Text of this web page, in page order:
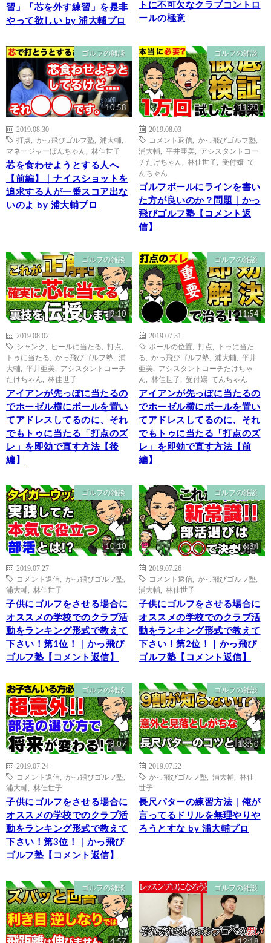
習」「芯を外す練習」を是非
やって欲しい by 浦大輔プロ
トに不可欠なクラブコントロ
ールの極意
ゴルフの雑談
10:58
2019.08.30
打点
かっ飛びゴルフ塾 浦大輔
マネージャーぼんちゃん
林佳世子
芯を食わせようとする人へ
【前編】｜ナイスショットを
追求する人が一番スコア出な
いのよ by 浦大輔プロ
ゴルフの雑談
11:20
2019.08.03
コメント返信
かっ飛びゴルフ塾
浦大輔
平井亜美
アシスタントコー
チたけちゃん
林佳世子
受付嬢 て
んちゃん
ゴルフボールにラインを書い
た方が良いのか？問題｜かっ
飛びゴルフ塾【コメント返
信】
ゴルフの雑談
9:10
2019.08.02
シャンク
ヒールに当たる 打点
トゥに当たる
かっ飛びゴルフ塾
浦
大輔
平井亜美
アシスタントコーチ
たけちゃん
林佳世子
アイアンが先っぽに当たるの
でホーゼル横にボールを置い
てアドレスしてるのに、それ
でもトゥに当たる「打点のズ
レ」を即効で直す方法【後
編】
ゴルフの雑談
11:54
2019.07.31
ボールの位置
打点
トゥに当た
る
かっ飛びゴルフ塾 浦大輔
平井
亜美
アシスタントコーチたけちゃ
ん
林佳世子 受付嬢 てんちゃん
アイアンが先っぽに当たるの
でホーゼル横にボールを置い
てアドレスしてるのに、それ
でもトゥに当たる「打点のズ
レ」を即効で直す方法【前
編】
ゴルフの雑談
10:10
2019.07.27
コメント返信
かっ飛びゴルフ塾
浦大輔
林佳世子
子供にゴルフをさせる場合に
オススメの学校でのクラブ活
動をランキング形式で教えて
下さい！第1位！｜かっ飛び
ゴルフ塾【コメント返信】
ゴルフの雑談
6:34
2019.07.26
コメント返信
かっ飛びゴルフ塾
浦大輔
林佳世子
子供にゴルフをさせる場合に
オススメの学校でのクラブ活
動をランキング形式で教えて
下さい！第2位！｜かっ飛び
ゴルフ塾【コメント返信】
ゴルフの雑談
8:07
2019.07.24
コメント返信
かっ飛びゴルフ塾
浦大輔
林佳世子
子供にゴルフをさせる場合に
オススメの学校でのクラブ活
動をランキング形式で教えて
下さい！第3位！｜かっ飛び
ゴルフ塾【コメント返信】
ゴルフの雑談
13:50
2019.07.22
かっ飛びゴルフ塾
浦大輔
林佳
世子
長尺パターの練習方法｜俺が
言ってるドリルを無理やりや
ろうとすな by 浦大輔プロ
ゴルフの雑談 ゴルフの雑談